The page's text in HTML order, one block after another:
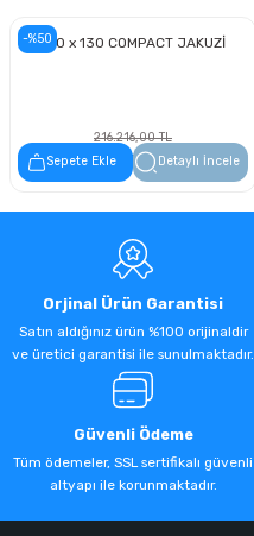
-%50130 x 130 COMPACT JAKUZİ
216.216,00 TL
108.108,00 TL
Sepete Ekle Detaylı İncele
Orjinal Ürün Garantisi
Satın aldığınız ürün %100 orijinaldir
ve üretici garantisi ile sunulmaktadır.
Güvenli Ödeme
Tüm ödemeler, SSL sertifikalı güvenli
altyapı ile korunmaktadır.